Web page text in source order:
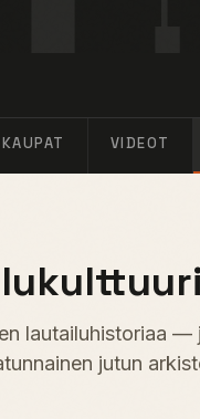
KAUPAT VIDEOT
lautailuhistoriaa
jutun